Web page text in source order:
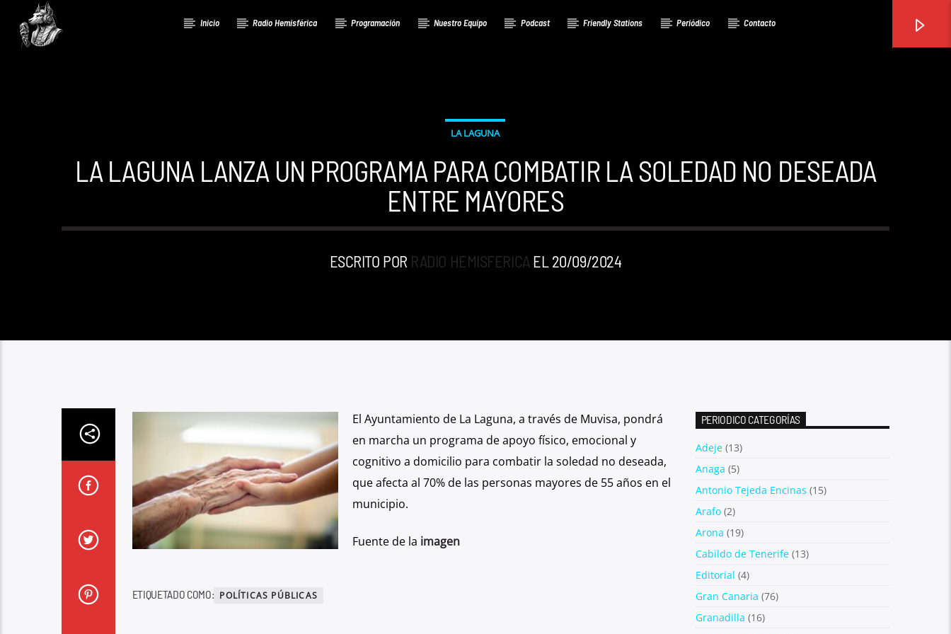
Inicio Radio Hemisférica Programación Nuestro Equipo Podcast Friendly Stations Periódico Contacto
LA LAGUNA
LA LAGUNA LANZA UN PROGRAMA PARA COMBATIR LA SOLEDAD NO DESEADA
ENTRE MAYORES
ESCRITO POR RADIO HEMISFERICA EL 20/09/2024
El Ayuntamiento de La Laguna, a través de Muvisa, pondrá
en marcha un programa deapoyo físico, emocional y
cognitivo a domicilio para combatir la soledad no deseada,
queafecta al 70% de las personas mayores de 55 años en el
municipio.
Fuente de la imagen
ETIQUETADO COMO: POLÍTICAS PÚBLICAS
PERIODICO CATEGORÍAS
Adeje(13)
Anaga (5)
Antonio Tejeda Encinas (15)
Arafo(2)
Arona (19)
Cabildo de Tenerife(13)
Editorial (4)
Gran Canaria (76)
Granadilla (16)